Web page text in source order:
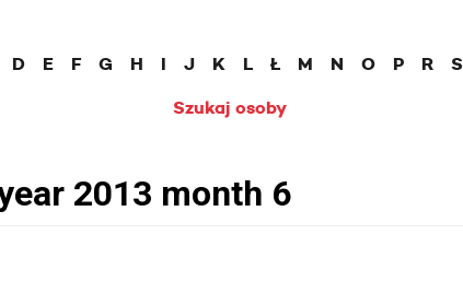
D E F G H I J K L Ł M N O P R S
Szukaj osoby